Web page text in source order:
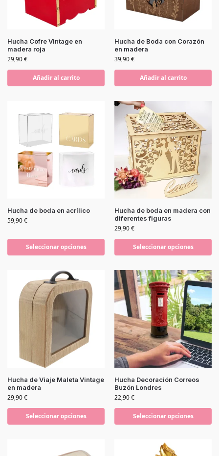
Hucha Cofre Vintage en
madera roja
29,90€
Añadir al carrito
Hucha de Boda con Corazón
en madera
39,90€
Añadir al carrito
Hucha de boda en acrílico
59,90€
Seleccionar opciones
Hucha de boda en madera con
diferentes figuras
29,90€
Seleccionar opciones
Hucha de Viaje Maleta Vintage
en madera
29,90€
Seleccionar opciones
Hucha Decoración Correos
Buzón Londres
22,90€
Seleccionar opciones